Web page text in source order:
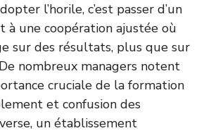
l’horile, c’est passer d’un
à une coopération ajustée où
sur des résultats, plus que sur
nombreux managers notent
cruciale de la formation
et confusion des
un établissement